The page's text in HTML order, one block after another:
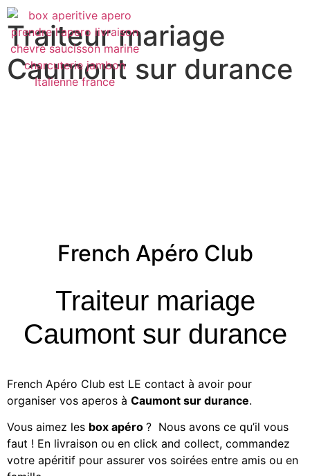
Traiteur mariage
Caumont sur durance
French Apéro Club
Traiteur mariage
Caumont sur durance
French Apéro Club est LE contact à avoir pour
organiser vos aperos à Caumont sur durance.
Vous aimez les box apéro ? Nous avons ce qu’il vous
faut ! En livraison ou en click and collect, commandez
votre apéritif pour assurer vos soirées entre amis ou en